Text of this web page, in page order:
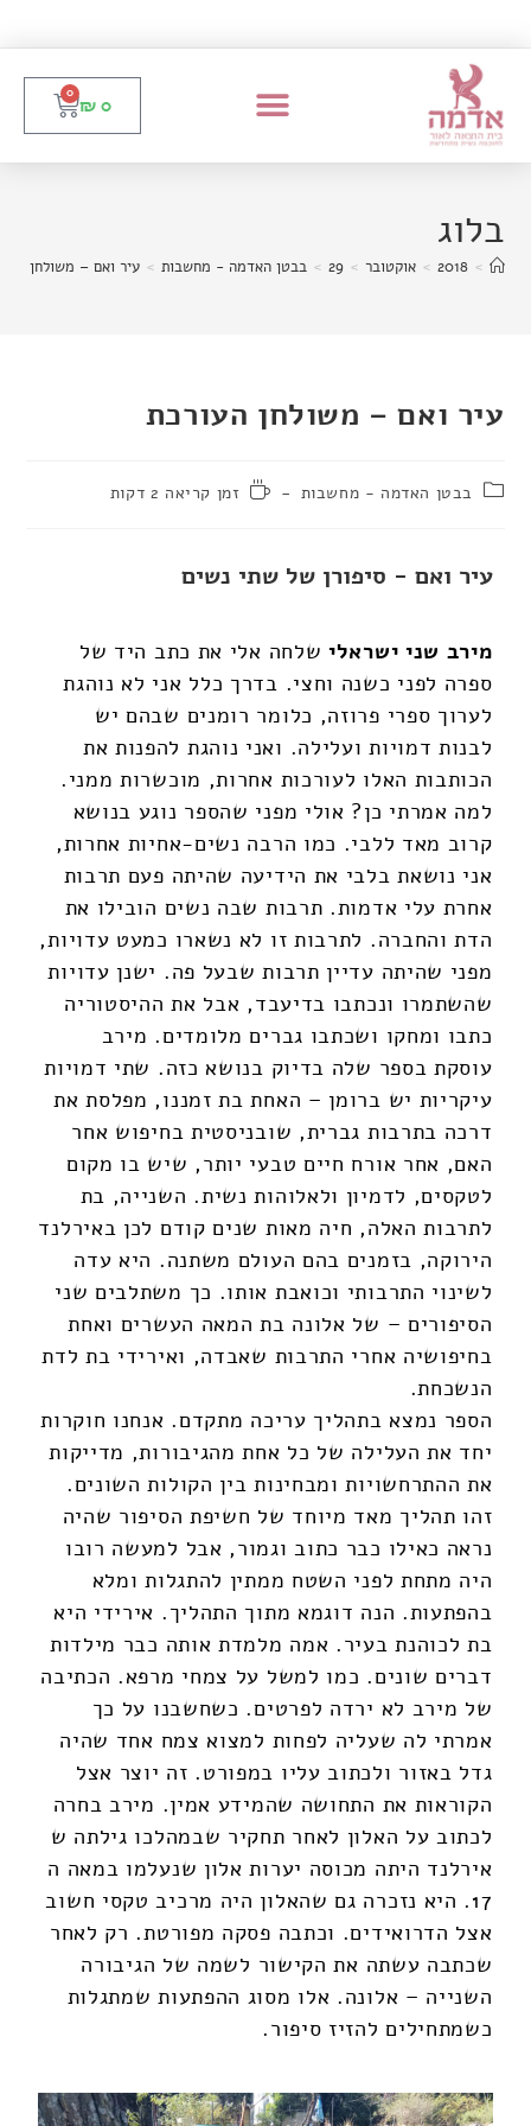
₪ 0
0
בלוג
>
2018
> אוקטובר >
29
> בבטן האדמה - מחשבות > עיר ואם – משולחן
עיר ואם – משולחן העורכת
בבטן האדמה - מחשבות זמן קריאה 2 דקות
עיר ואם - סיפורן של שתי נשים
מירב שני ישראלישלחה אלי את כתב היד של
ספרה לפני כשנה וחצי. בדרך כלל אני לא נוהגת
לערוך ספרי פרוזה, כלומר רומנים שבהם יש
לבנות דמויות ועלילה. ואני נוהגת להפנות את
הכותבות האלו לעורכות אחרות, מוכשרות ממני.
למה אמרתי כן? אולי מפני שהספר נוגע בנושא
קרוב מאד ללבי. כמו הרבה נשים-אחיות אחרות,
אני נושאת בלבי את הידיעה שהיתה פעם תרבות
אחרת עלי אדמות. תרבות שבה נשים הובילו את
הדת והחברה. לתרבות זו לא נשארו כמעט עדויות,
מפני שהיתה עדיין תרבות שבעל פה. ישנן עדויות
שהשתמרו ונכתבו בדיעבד, אבל את ההיסטוריה
כתבו ומחקו ושכתבו גברים מלומדים. מירב
עוסקת בספר שלה בדיוק בנושא כזה. שתי דמויות
עיקריות יש ברומן – האחת בת זמננו, מפלסת את
דרכה בתרבות גברית, שובניסטית בחיפוש אחר
האם, אחר אורח חיים טבעי יותר, שיש בו מקום
לטקסים, לדמיון ולאלוהות נשית. השנייה, בת
לתרבות האלה, חיה מאות שנים קודם לכן באירלנד
הירוקה, בזמנים בהם העולם משתנה. היא עדה
לשינוי התרבותי וכואבת אותו. כך משתלבים שני
הסיפורים – של אלונה בת המאה העשרים ואחת
בחיפושיה אחרי התרבות שאבדה, ואירידי בת לדת
הנשכחת.
הספר נמצא בתהליך עריכה מתקדם. אנחנו חוקרות
יחד את העלילה של כל אחת מהגיבורות, מדייקות
את ההתרחשויות ומבחינות בין הקולות השונים.
זהו תהליך מאד מיוחד של חשיפת הסיפור שהיה
נראה כאילו כבר כתוב וגמור, אבל למעשה רובו
היה מתחת לפני השטח ממתין להתגלות ומלא
בהפתעות. הנה דוגמא מתוך התהליך. אירידי היא
בת לכוהנת בעיר. אמה מלמדת אותה כבר מילדות
דברים שונים. כמו למשל על צמחי מרפא. הכתיבה
של מירב לא ירדה לפרטים. כשחשבנו על כך
אמרתי לה שעליה לפחות למצוא צמח אחד שהיה
גדל באזור ולכתוב עליו במפורט. זה יוצר אצל
הקוראות את התחושה שהמידע אמין. מירב בחרה
לכתוב על האלון לאחר תחקיר שבמהלכו גילתה ש
אירלנד היתה מכוסה יערות אלון שנעלמו במאה ה
17. היא נזכרה גם שהאלון היה מרכיב טקסי חשוב
אצל הדרואידים. וכתבה פסקה מפורטת. רק לאחר
שכתבה עשתה את הקישור לשמה של הגיבורה
השנייה – אלונה. אלו מסוג ההפתעות שמתגלות
כשמתחילים להזיז סיפור.